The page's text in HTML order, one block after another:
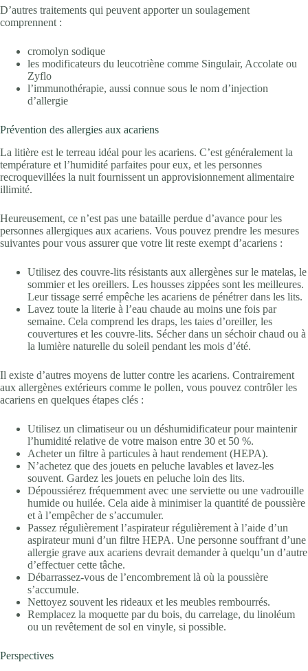
D’autres traitements qui peuvent apporter un soulagement
comprennent :
cromolyn sodique
les modificateurs du leucotriène comme Singulair, Accolate ou
Zyflo
l’immunothérapie, aussi connue sous le nom d’injection
d’allergie
Prévention des allergies aux acariens
La litière est le terreau idéal pour les acariens. C’est généralement la
température et l’humidité parfaites pour eux, et les personnes
recroquevillées la nuit fournissent un approvisionnement alimentaire
illimité.
Heureusement, ce n’est pas une bataille perdue d’avance pour les
personnes allergiques aux acariens. Vous pouvez prendre les mesures
suivantes pour vous assurer que votre lit reste exempt d’acariens :
Utilisez des couvre-lits résistants aux allergènes sur le matelas, le
sommier et les oreillers. Les housses zippées sont les meilleures.
Leur tissage serré empêche les acariens de pénétrer dans les lits.
Lavez toute la literie à l’eau chaude au moins une fois par
semaine. Cela comprend les draps, les taies d’oreiller, les
couvertures et les couvre-lits. Sécher dans un séchoir chaud ou à
la lumière naturelle du soleil pendant les mois d’été.
Il existe d’autres moyens de lutter contre les acariens. Contrairement
aux allergènes extérieurs comme le pollen, vous pouvez contrôler les
acariens en quelques étapes clés :
Utilisez un climatiseur ou un déshumidificateur pour maintenir
l’humidité relative de votre maison entre 30 et 50 %.
Acheter un filtre à particules à haut rendement (HEPA).
N’achetez que des jouets en peluche lavables et lavez-les
souvent. Gardez les jouets en peluche loin des lits.
Dépoussiérez fréquemment avec une serviette ou une vadrouille
humide ou huilée. Cela aide à minimiser la quantité de poussière
et à l’empêcher de s’accumuler.
Passez régulièrement l’aspirateur régulièrement à l’aide d’un
aspirateur muni d’un filtre HEPA. Une personne souffrant d’une
allergie grave aux acariens devrait demander à quelqu’un d’autre
d’effectuer cette tâche.
Débarrassez-vous de l’encombrement là où la poussière
s’accumule.
Nettoyez souvent les rideaux et les meubles rembourrés.
Remplacez la moquette par du bois, du carrelage, du linoléum
ou un revêtement de sol en vinyle, si possible.
Perspectives